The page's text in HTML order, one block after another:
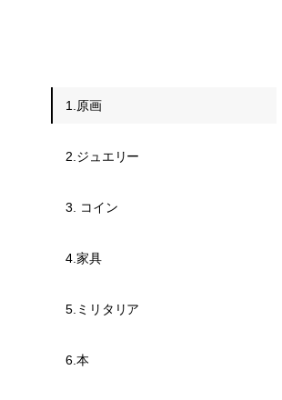
1.原画
2.ジュエリー
3. コイン
4.家具
5.ミリタリア
6.本